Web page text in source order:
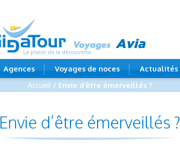
Le plaisir de la découverte
Agences Voyages de noces Actualités
Accueil / Envie d’être émerveillés ?
Envie d’être émerveillés ?